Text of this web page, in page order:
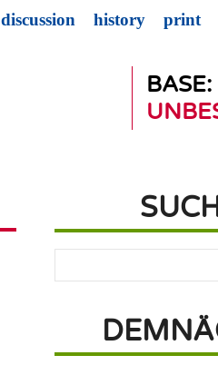
BASE:
discussion history print